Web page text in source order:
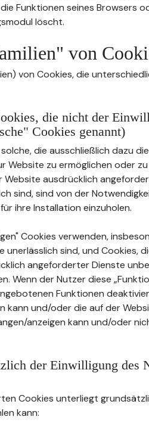
Funktionen seines Browsers
löscht.
von
von Cookies, die
die nicht der
Cookies genannt)
die ausschließlich dazu
Website zu ermöglichen oder
ausdrücklich
sind, sind von der
ihre Installation einzuholen.
Cookies verwenden,
sind, und Cookies,
angeforderter Dienste
Wenn der Nutzer diese
Funktionen
kann und/oder die auf der
anzeigen kann und/oder
der Einwilligung des
Cookies unterliegt
kann: